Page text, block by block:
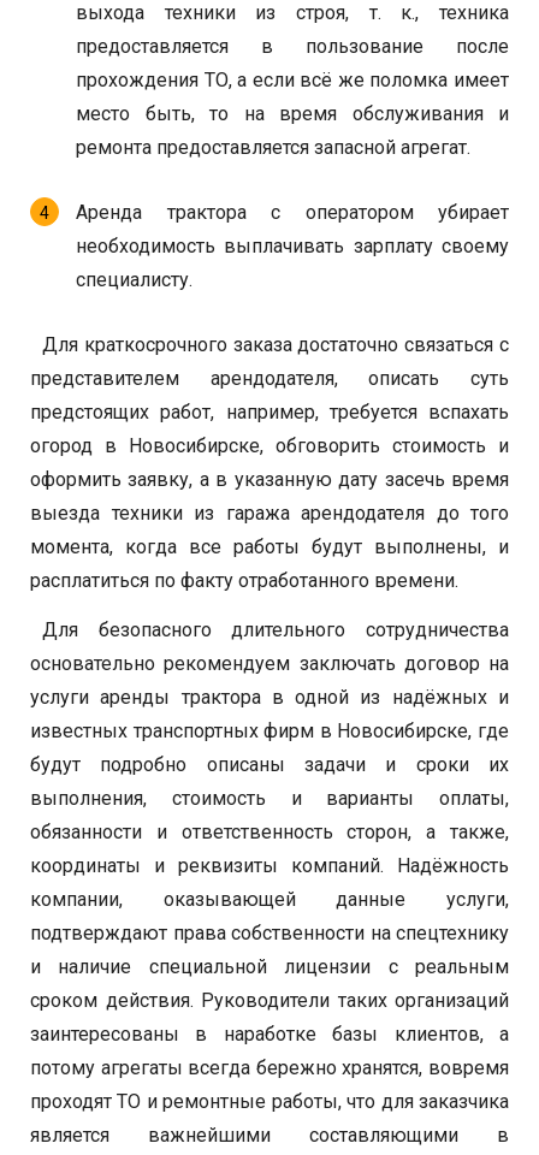
выхода техники из строя, т. к., техника
предоставляется в пользование после
прохождения ТО, а если всё же поломка имеет
место быть, то на время обслуживания и
ремонта предоставляется запасной агрегат.
Аренда трактора с оператором убирает
необходимость выплачивать зарплату своему
специалисту.
Для краткосрочного заказа достаточно связаться с
представителем арендодателя, описать суть
предстоящих работ, например, требуется вспахать
огород в Новосибирске, обговорить стоимость и
оформить заявку, а в указанную дату засечь время
выезда техники из гаража арендодателя до того
момента, когда все работы будут выполнены, и
расплатиться по факту отработанного времени.
Для безопасного длительного сотрудничества
основательно рекомендуем заключать договор на
услуги аренды трактора в одной из надёжных и
известных транспортных фирм в Новосибирске, где
будут подробно описаны задачи и сроки их
выполнения, стоимость и варианты оплаты,
обязанности и ответственность сторон, а также,
координаты и реквизиты компаний. Надёжность
компании, оказывающей данные услуги,
подтверждают права собственности на спецтехнику
и наличие специальной лицензии с реальным
сроком действия. Руководители таких организаций
заинтересованы в наработке базы клиентов, а
потому агрегаты всегда бережно хранятся, вовремя
проходят ТО и ремонтные работы, что для заказчика
является важнейшими составляющими в